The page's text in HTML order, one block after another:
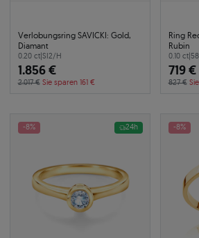
Verlobungsring SAVICKI: Gold,
Diamant
0.20 ct|SI2/H
1.856 €
2.017 € Sie sparen 161 €
Ring
Rubin
0.10 ct|
719 €
827 €
-8% 24h -8%